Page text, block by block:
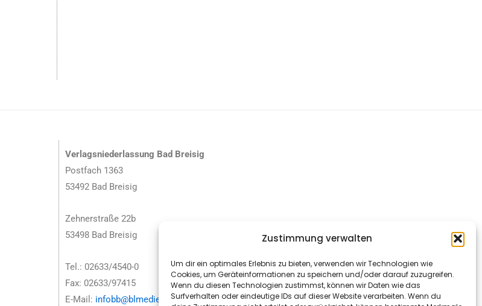
Zustimmung verwalten
Um dir ein optimales Erlebnis zu bieten, verwenden wir Technologien wie
Cookies, um Geräteinformationen zu speichern und/oder darauf zuzugreifen.
Wenn du diesen Technologien zustimmst, können wir Daten wie das
Surfverhalten oder eindeutige IDs auf dieser Website verarbeiten. Wenn du
Verlagsniederlassung Bad Breisig
Postfach 1363
53492 Bad Breisig
Zehnerstraße 22b
53498 Bad Breisig
Tel.: 02633/4540-0
Fax: 02633/97415
E-Mail: infobb@blmedien.de